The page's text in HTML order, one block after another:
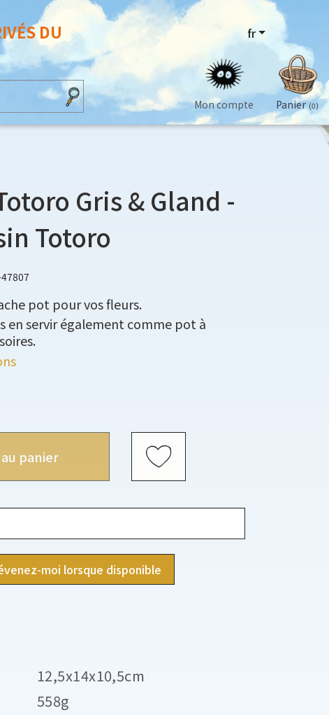
DU
fr
Mon compte Panier (0)
Gris & Gland -
Totoro
pot pour vos fleurs.
en servir également comme pot à
panier
moi lorsque disponible
12,5x14x10,5cm
558g